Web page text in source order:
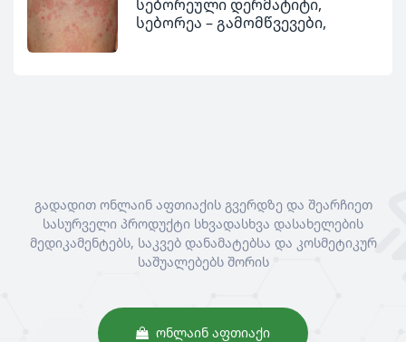
სებორეული დერმატიტი,
სებორეა – გამომწვევები,
გადადით ონლაინ აფთიაქის გვერდზე და შეარჩიეთ
სასურველი პროდუქტი სხვადასხვა დასახელების
მედიკამენტებს, საკვებ დანამატებსა და კოსმეტიკურ
საშუალებებს შორის
ᲝᲜᲚᲐᲘᲜ ᲐᲤᲗᲘᲐᲥᲘ